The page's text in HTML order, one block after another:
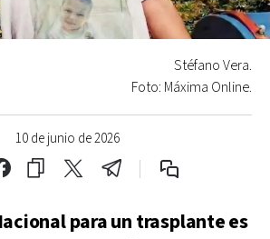
10 de junio de 2026
Stéfano Vera.
Foto: Máxima Online.
para un trasplante es